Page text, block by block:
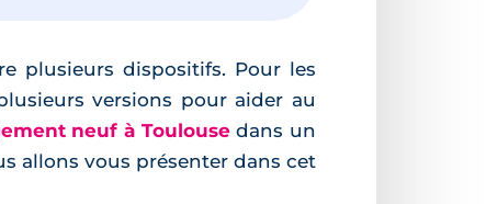
plusieurs dispositifs. Pour les
versions pour aider au
neuf à Toulousedans un
allons vous présenter dans cet